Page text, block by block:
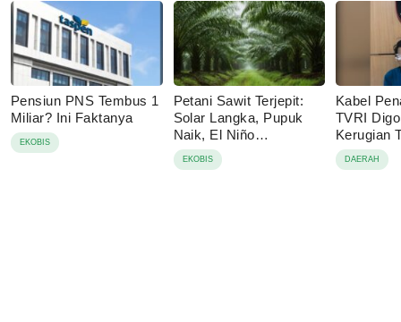
Pensiun PNS Tembus 1
Miliar? Ini Faktanya
EKOBIS
Petani Sawit Terjepit:
Solar Langka, Pupuk
Naik, El Niño
Mengancam
EKOBIS
Kabel
TVRI
Kerugian
Juta
DAERAH